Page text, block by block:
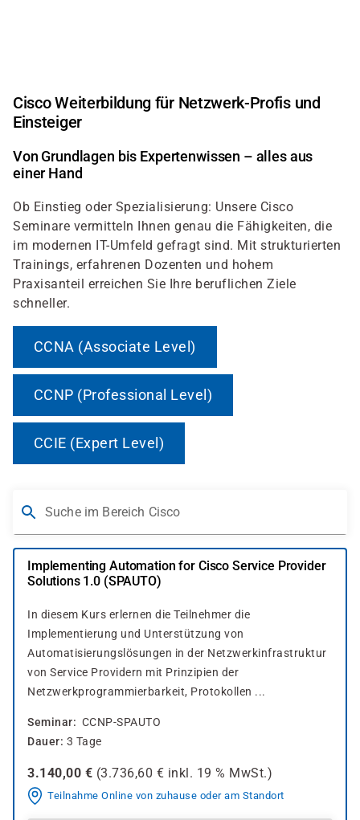
Cisco Weiterbildung für Netzwerk-Profis und
Einsteiger
Von Grundlagen bis Expertenwissen – alles aus
einer Hand
Ob Einstieg oder Spezialisierung: Unsere Cisco
Seminare vermitteln Ihnen genau die Fähigkeiten, die
im modernen IT-Umfeld gefragt sind. Mit strukturierten
Trainings, erfahrenen Dozenten und hohem
Praxisanteil erreichen Sie Ihre beruflichen Ziele
schneller.
CCNA (Associate Level)
CCNP (Professional Level)
CCIE (Expert Level)
Suche im Bereich Cisco
Implementing Automation for Cisco Service Provider
Solutions 1.0 (SPAUTO)
In diesem Kurs erlernen die Teilnehmer die
Implementierung und Unterstützung von
Automatisierungslösungen in der Netzwerkinfrastruktur
von Service Providern mit Prinzipien der
Netzwerkprogrammierbarkeit, Protokollen ...
Seminar
CCNP-SPAUTO
Dauer 3 Tage
3.140,00 € (3.736,60 € inkl. 19 % MwSt.)
Teilnahme Online von zuhause oder am Standort